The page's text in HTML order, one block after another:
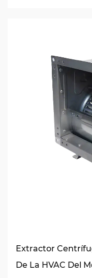
Extractor
De La HVAC Del